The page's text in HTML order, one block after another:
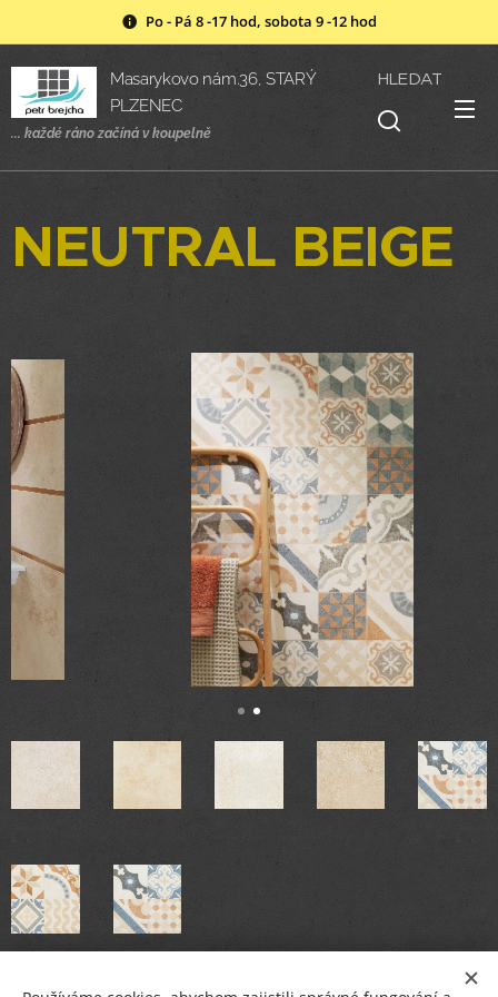
Po - Pá 8 -17 hod, sobota 9 -12 hod
Masarykovo nám.36, STARÝ
PLZENEC
... každé ráno začíná v koupelně
HLEDAT
NEUTRAL BEIGE